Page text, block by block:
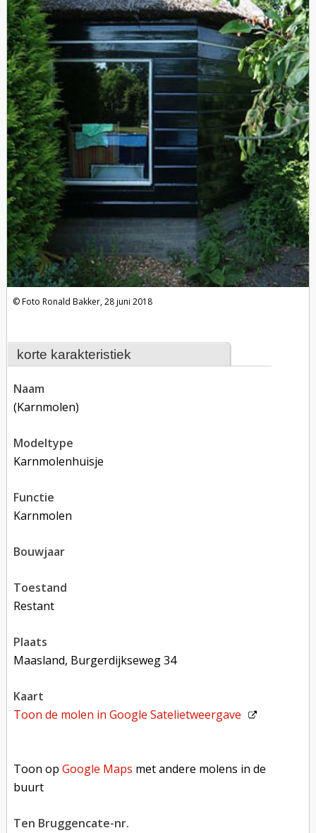
korte karakteristiek
naam
(karnmolen)
modeltype
karnmolenhuisje
functie
karnmolen
bouwjaar
toestand
restant
plaats
Maasland, Burgerdijkseweg 34
kaart
Toon de molen inGoogle Satelietweergave
Toon opGoogle Maps met andere molens in de
buurt
Ten Bruggencate-nr.
Foto Ronald Bakker, 28 juni 2018